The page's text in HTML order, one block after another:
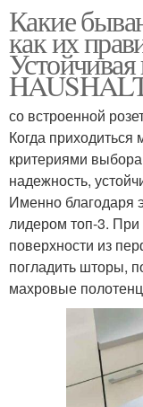
Какие
как их
Устойчивая
со встроенной
Когда приходиться
критериями
надежность,
Именно благодаря
лидером топ-3. При
поверхности из
погладить шторы,
махровые